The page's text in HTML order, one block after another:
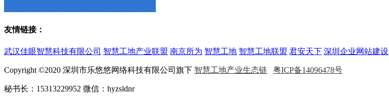
友情链接：
武汉佳眼智慧科技有限公司 智慧工地产业联盟 南京所为 智慧工地 智慧工地联盟 君安天下 深圳企业网站建设
Copyright ©2020 深圳市乐悠悠网络科技有限公司旗下 智慧工地产业生态链 粤ICP备14096478号
秘书长：15313229952 微信：hyzsldnr